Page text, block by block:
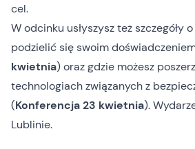
cel.
W odcinku usłyszysz też szczegóły
podzielić się swoim
kwietnia) oraz gdzie możesz
technologiach związanych z
(Konferencja 23 kwietnia).
Lublinie.